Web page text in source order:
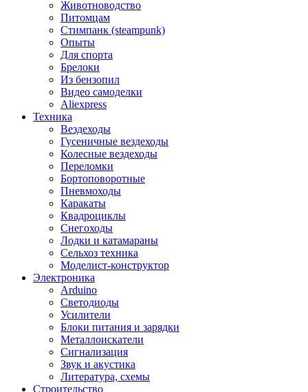
Животноводство
Питомцам
Стимпанк (steampunk)
Опыты
Для спорта
Брелоки
Из бензопил
Видео самоделки
Aliexpress
Техника
Вездеходы
Гусеничные вездеходы
Колесные вездеходы
Переломки
Бортоповоротные
Пневмоходы
Каракаты
Квадроциклы
Снегоходы
Лодки и катамараны
Сельхоз техника
Моделист-конструктор
Электроника
Arduino
Светодиоды
Усилители
Блоки питания и зарядки
Металлоискатели
Сигнализация
Звук и акустика
Литература, схемы
Строительство